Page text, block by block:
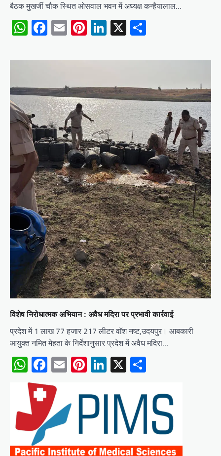
बैठक मुखर्जी चौक स्थित ओसवाल भवन में अध्यक्ष कन्हैयालाल…
WhatsApp
Facebook
EmailPinterest
LinkedIn
X
विशेष निरोधात्मक अभियान : अवैध मदिरा पर प्रभावी कार्रवाई
प्रदेश में 1 लाख 77 हजार 217 लीटर वाॅश नष्ट,उदयपुर। आबकारी
आयुक्त नमित मेहता के निर्देशानुसार प्रदेश में अवैध मदिरा…
WhatsApp
Facebook
EmailPinterest
LinkedIn
X